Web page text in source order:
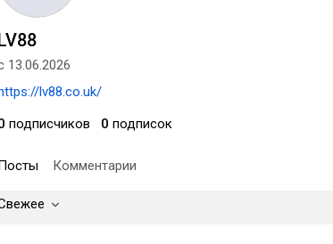
13.06.2026
lv88.co.uk/
подписчиков 0 подписок
Комментарии